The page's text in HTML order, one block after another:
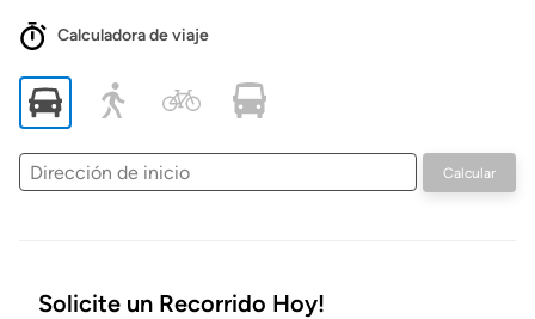
Calculadora de viaje
Dirección
de
Calcular
Solicite un Recorrido Hoy!